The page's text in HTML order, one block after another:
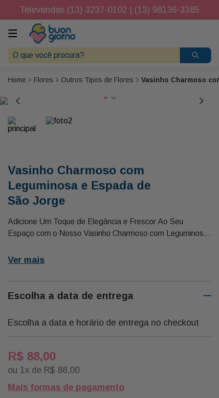
Televendas (13) 3237-0102 | (13) 98136-3385
O que você procura?
Flores Outros Tipos de Flores Vasinho Charmoso
Vasinho Charmoso com
Leguminosa e Espada de
São Jorge
Adicione Um Toque de Elegância e Frescor Ao Seu
Espaço com o Nosso Vasinho Charmoso com Leguminosa
Perfeito para Quem Procura Uma Solução de Decoração
01 Vaso de Ceramica
01 Muda de Leguminosa
01 Musguinho Verde
Medidas : H 15 Cm X Larg 12 Cm X Prpf 12 Cm
Ver mais
Escolha a data de entrega
Escolha a data e horário de entrega no checkout
R$ 88,00
ou 1 x de R$ 88,00
Mais formas de pagamento